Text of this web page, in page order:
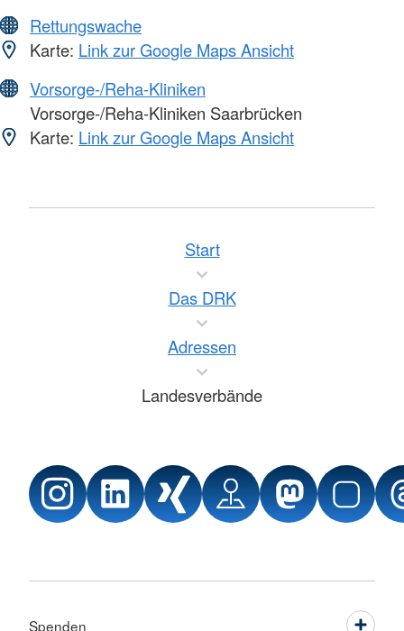
Rettungswache
Karte: Link zur Google Maps Ansicht
Vorsorge-/Reha-Kliniken
Vorsorge-/Reha-Kliniken Saarbrücken
Karte: Link zur Google Maps Ansicht
Start
Das DRK
Adressen
Landesverbände
Spenden